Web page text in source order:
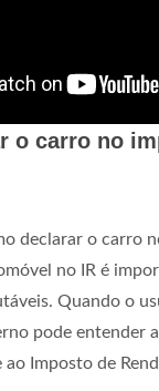
o carro no
declarar o carro
no IR é
Quando o
pode entender
Imposto de